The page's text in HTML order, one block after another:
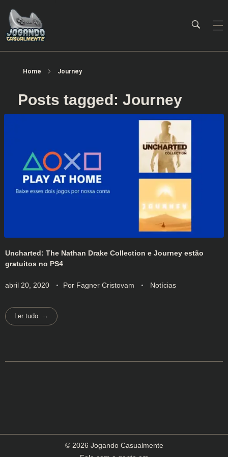
Home Journey
Posts tagged: Journey
Uncharted: The Nathan Drake Collection e Journey estão
gratuitos no PS4
abril 20, 2020 Por Fagner Cristovam Notícias
Ler tudo
© 2026 Jogando Casualmente